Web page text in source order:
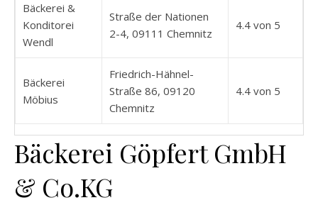
Bäckerei &
Konditorei
Wendl
Straße der Nationen
2-4, 09111 Chemnitz
4.4 von 5
Bäckerei
Möbius
Friedrich-Hähnel-
Straße 86, 09120
Chemnitz
4.4 von 5
Bäckerei Göpfert GmbH
& Co.KG